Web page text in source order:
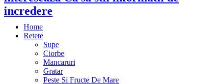
incredere
Home
Retete
Supe
Ciorbe
Mancaruri
Gratar
Peste Si Fructe De Mare